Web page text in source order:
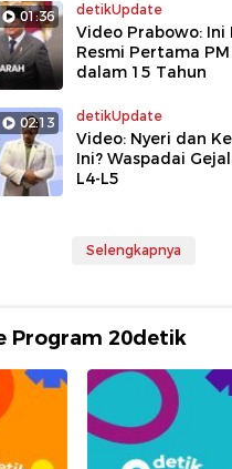
01:36 detikUpdate
Video Prabowo: Ini
Resmi Pertama
dalam 15 Tahun
02:13 detikUpdate
Video: Nyeri dan
Ini? Waspadai
L4-L5
Selengkapnya
Program 20detik